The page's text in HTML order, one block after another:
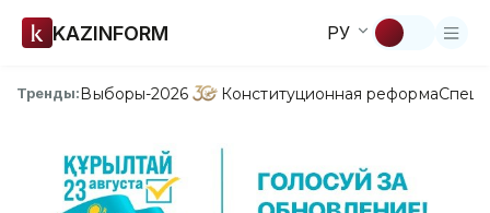
KAZINFORM РУ
Тренды:Выборы-2026 Конституционная реформа